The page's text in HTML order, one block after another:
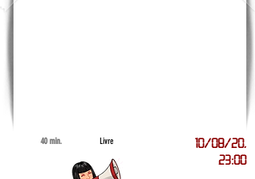
40 min. Livre
10/08/20,
23:00